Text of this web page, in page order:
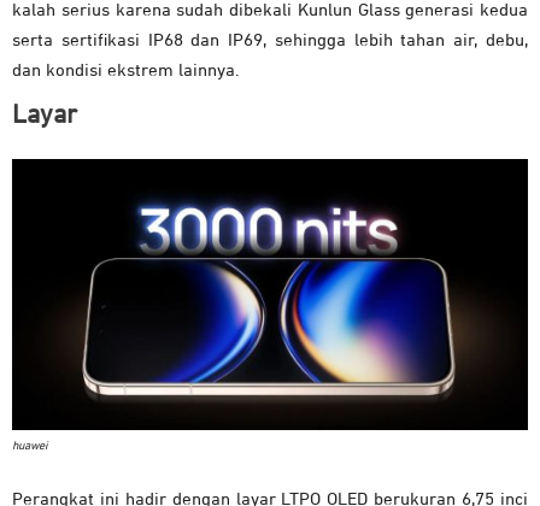
kalah serius karena sudah dibekali Kunlun Glass generasi kedua
serta sertifikasi IP68 dan IP69, sehingga lebih tahan air, debu,
dan kondisi ekstrem lainnya.
Layar
huawei
Perangkat ini hadir dengan layar LTPO OLED berukuran 6,75 inci